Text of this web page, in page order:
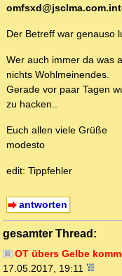
Der Betreff war genauso
Wer auch immer da was
nichts Wohlmeinendes.
Gerade vor paar Tagen
zu hacken..
Euch allen viele Grüße
modesto
edit: Tippfehler
antworten
gesamter Thread:
OT übers Gelbe
17.05.2017, 19:11